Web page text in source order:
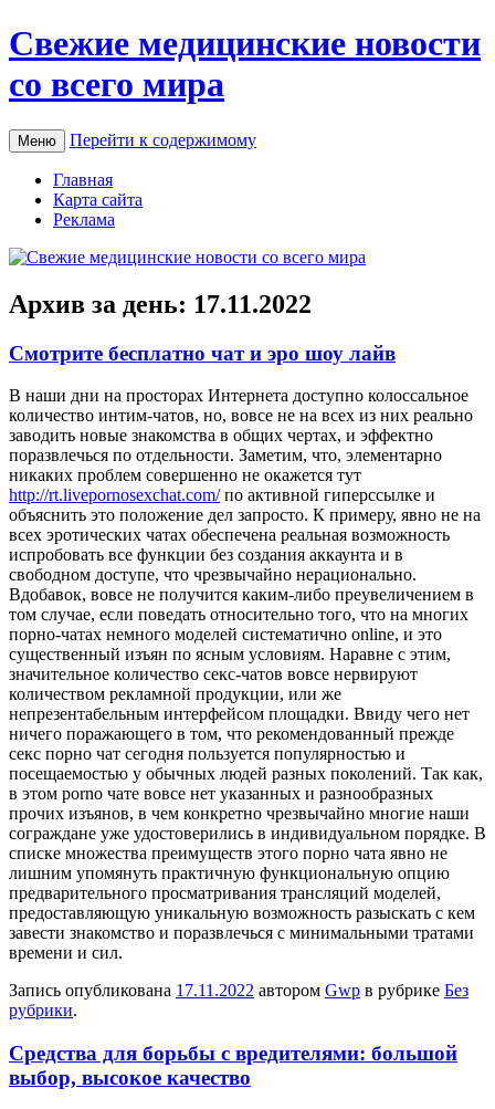
Свежие медицинские новости
со всего мира
Меню Перейти к содержимому
Главная
Карта сайта
Реклама
Архив за день: 17.11.2022
Смотрите бесплатно чат и эро шоу лайв
В нaши дни нa просторах Интернета доступно колоссальное
количество интим-чатов, но, вовсе не на всех из них реально
заводить новые знакомства в общих чертах, и эффектно
поразвлечься по отдельности. Заметим, что, элементарно
никаких проблем совершенно не окажется тут
http://rt.livepornosexchat.com/по активной гиперссылке и
объяснить это положение дел запросто. К примеру, явно не на
всех эротических чатах обеспечена реальная возможность
испробовать все функции без создания аккаунта и в
свободном доступе, что чрезвычайно нерационально.
Вдобавок, вовсе не получится каким-либо преувеличением в
том случае, если поведать относительно того, что на многих
порно-чатах немного моделей систематично online, и это
существенный изъян по ясным условиям. Наравне с этим,
значительное количество секс-чатов вовсе нервируют
количеством рекламной продукции, или же
непрезентабельным интерфейсом площадки. Ввиду чего нет
ничего поражающего в том, что рекомендованный прежде
секс порно чат сегодня пользуется популярностью и
посещаемостью у обычных людей разных поколений. Так как,
в этом porno чате вовсе нет указанных и разнообразных
прочих изъянов, в чем конкретно чрезвычайно многие наши
сограждане уже удостоверились в индивидуальном порядке. В
списке множества преимуществ этого порно чата явно не
лишним упомянуть практичную функциональную опцию
предварительного просматривания трансляций моделей,
предоставляющую уникальную возможность разыскать с кем
завести знакомство и поразвлечься с минимальными тратами
времени и сил.
Запись опубликована 17.11.2022 автором Gwp в рубрике Без
рубрики.
Средства для борьбы с вредителями: большой
выбор, высокое качество